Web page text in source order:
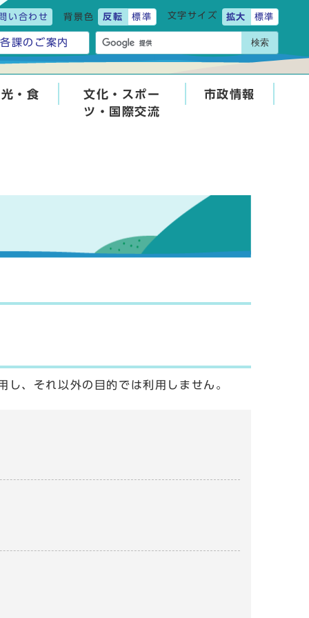
い合わせ 背景色 反転 標準 文字サイズ 拡大 標準
各課のご案内 検索
・食
文化・スポー
ツ・国際交流
市政情報
、それ以外の目的では利用しません。